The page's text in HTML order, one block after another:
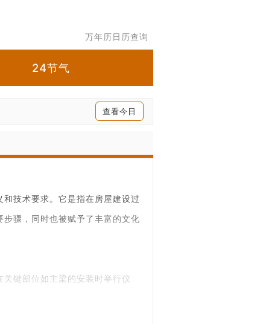
万年历日历查询
24节气
查看今日
技术要求。它是指在房屋建设过
骤，同时也被赋予了丰富的文化
键部位如主梁的安装时举行仪